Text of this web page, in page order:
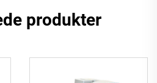
produkter